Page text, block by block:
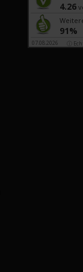
4.26
91%
07.08.2026 ⓘ